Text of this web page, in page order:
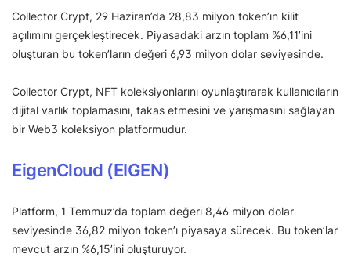
Collector Crypt, 29 Haziran’da 28,83 milyon token’ın kilit
açılımını gerçekleştirecek. Piyasadaki arzın toplam %6,11’ini
oluşturan bu token’ların değeri 6,93 milyon dolar seviyesinde.
Collector Crypt, NFT koleksiyonlarını oyunlaştırarak kullanıcıların
dijital varlık toplamasını, takas etmesini ve yarışmasını sağlayan
bir Web3 koleksiyon platformudur.
EigenCloud (EIGEN)
Platform, 1 Temmuz’da toplam değeri 8,46 milyon dolar
seviyesinde 36,82 milyon token’ı piyasaya sürecek. Bu token’lar
mevcut arzın %6,15’ini oluşturuyor.